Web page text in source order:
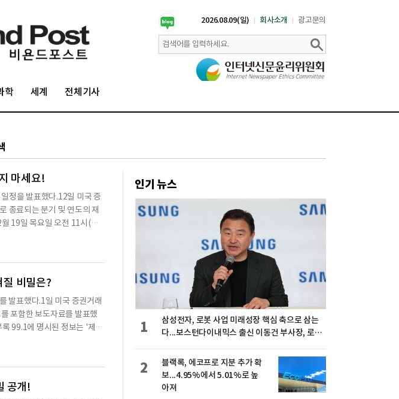
2026.08.09(일) 회사소개 광고문의
학 세계 전체기사
마세요!
정을 발표했다.12일 미국 증
종료되는 분기 및 연도의 재
19일 목요일 오전 11시(동
무료) 또는 1-646-844-63
conferencing/gl
약 1시간 후에 가능하며, 웹
즈는 주로 단일 세입자 상
주와 4개 캐나다 주에 위치한
증권법 제27A조 및 1934년
니스 및 재무 전망에 관한 것
비밀은?
발표했다.1일 미국 증권거래
포함한 보도자료를 발표했
99.1에 명시된 정보는 '제
주되지 않는다.회사는 2025
스를 발표했다.BNL의 CEO인
"고 말했다.그는 "우리의 체
년의 AFFO 성장 목표를
공개!
인기 뉴스
삼성전자, 로봇 사업 미래성장 핵심 축으로 삼는
다...보스턴다이내믹스 출신 이동건 부사장, 로보
1
블랙록, 에코프로 지분 추가 확
보...4.95%에서 5.01%로 높
아져
2